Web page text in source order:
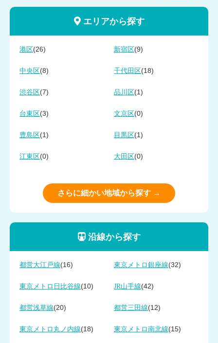
エリアから探す
港区 (26) 新宿区 (9)
中央区 (8) 千代田区 (18)
渋谷区 (7) 品川区 (1)
台東区 (3) 文京区 (0)
豊島区 (1) 目黒区 (1)
江東区 (0) 大田区 (0)
さらに細かい地域から探す →
沿線から探す
都営大江戸線(16) 東京メトロ銀座線(32)
東京メトロ日比谷線(10) JR山手線(42)
都営浅草線(20) 都営三田線(12)
東京メトロ丸ノ内線(18) 東京メトロ南北線(15)